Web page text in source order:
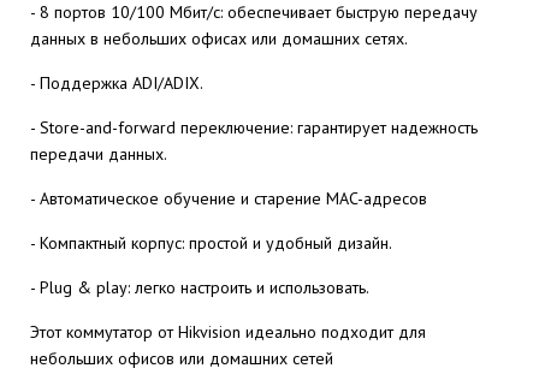
- 8 портов 10/100 Мбит/с: обеспечивает быструю передачу
данных в небольших офисах или домашних сетях.
- Поддержка ADI/ADIX.
- Store-and-forward переключение: гарантирует надежность
передачи данных.
- Автоматическое обучение и старение MAC-адресов
- Компактный корпус: простой и удобный дизайн.
- Plug & play: легко настроить и использовать.
Этот коммутатор от Hikvision идеально подходит для
небольших офисов или домашних сетей